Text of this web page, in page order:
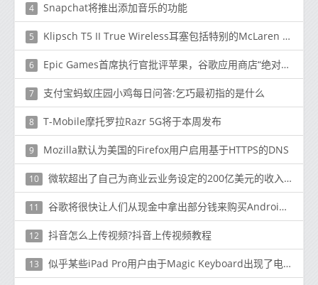
4 Snapchat将推出添加音乐的功能
5 Klipsch T5 II True Wireless耳塞包括特别的McLaren Edition
6 Epic Games首席执行官批评苹果，谷歌应用商店“绝对垄断”
7 支付宝蚂蚁庄园小鸡每日问答:乞巧最初指的是什么
8 T-Mobile摩托罗拉Razr 5G将于本周发布
9 Mozilla默认为美国的Firefox用户启用基于HTTPS的DNS
10 微软超出了自己为商业云业务设定的200亿美元的收入目标
11 谷歌将很快让人们从现金中拿出部分钱来购买Android应用程序
12 抖音怎么上传视频?抖音上传视频教程
13 似乎某些iPad Pro用户由于Magic Keyboard出现了电池问题